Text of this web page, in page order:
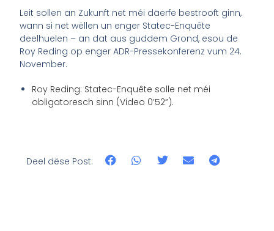
Leit sollen an Zukunft net méi däerfe bestrooft ginn,
wann si net wëllen un enger Statec-Enquête
deelhuelen – an dat aus guddem Grond, esou de
Roy Reding op enger ADR-Pressekonferenz vum 24.
November.
Roy Reding: Statec-Enquête solle net méi
obligatoresch sinn (Video 0’52”).
Deel dëse Post: